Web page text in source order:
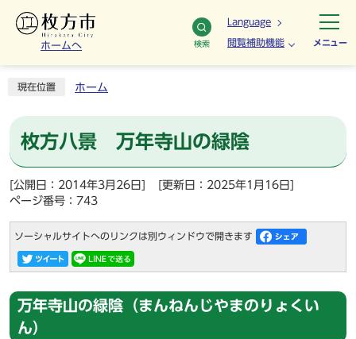
ホームへ 検索
Language
閲覧補助機能 メニュー
現在位置 ホーム
枚方八景 万年寺山の緑陰
[公開日：2014年3月26日]
[更新日：2025年1月16日]
ページ番号：743
ソーシャルサイトへのリンクは別ウィンドウで開きます
万年寺山の緑陰（まんねんじやまのりょくい
ん）